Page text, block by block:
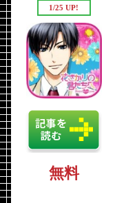
1/25 UP!
無料